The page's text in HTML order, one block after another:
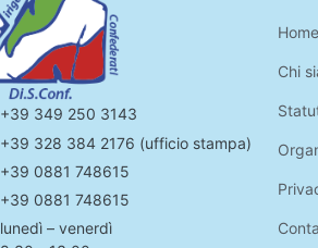
+39 349 250 3143
+39 328 384 2176 (ufficio stampa)
+39 0881 748615
+39 0881 748615
lunedì – venerdì
Home
Chi